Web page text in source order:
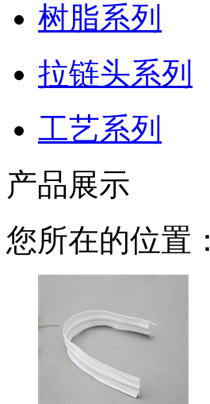
树脂系列
拉链头系列
工艺系列
产品展示
您所在的位置：